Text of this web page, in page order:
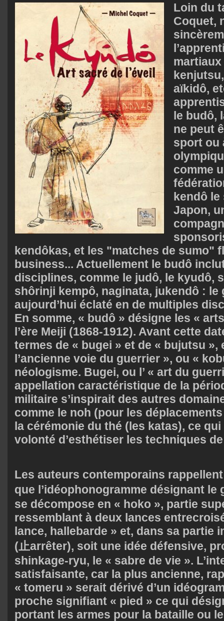
Loin du
Coquet,
aïkidô,
le budô,
ne peut
sport ou
comme
kendô le
Japon,
kendôkas, et les "matches de sumo"
business... Actuellement le budô
disciplines, comme le judô, le kyudô,
shôrinji kempô, naginata, jukendô : le
aujourd’hui éclaté en de multiples
En somme, « budô » désigne les «
l’ère Meiji (1868-1912). Avant cette
termes de « bugei » et de « bujutsu »,
l’ancienne voie du guerrier », ou «
néologisme. Bugei, ou l’ « art du
appellation caractéristique de la
militaire s’inspirait des autres
comme le noh (pour les
la cérémonie du thé (les katas), ce
volonté d’esthétiser les techniques
Les auteurs contemporains
que l’idéophonogramme désignant le
se décompose en « hoko », partie
ressemblant à deux lances
lance, hallebarde » et, dans sa partie
(止arrêter), soit une idée défensive,
shinkage-ryu, le « sabre de vie ».
satisfaisante, car la plus ancienne,
« tomeru » serait dérivé d’un
proche signifiant « pied » ce qui
portant les armes pour la bataille ou